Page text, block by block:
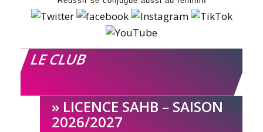
LE CLUB
LICENCE SAHB – SAISON
2026/2027